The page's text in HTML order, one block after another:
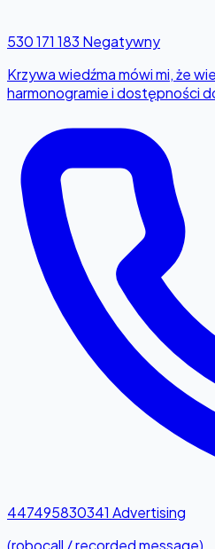
530 171 183 Negatywny
Krzywa wiedźma mówi mi, że
harmonogramie i dostępności
447495830341 Advertising